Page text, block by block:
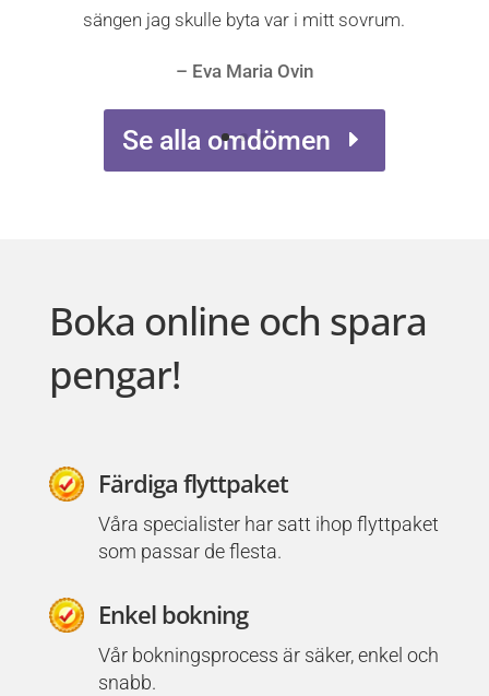
sängen jag skulle byta var i mitt sovrum.
– Eva Maria Ovin
Se alla omdömen
– Eva Maria Ovin
Boka online och spara
pengar!
Färdiga flyttpaket
Våra specialister har satt ihop flyttpaket
som passar de flesta.
Enkel bokning
Vår bokningsprocess är säker, enkel och
snabb.